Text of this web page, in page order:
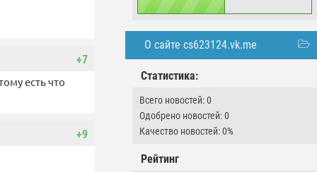
О сайте cs623124.vk.me
Статистика:
Всего новостей: 0
Одобрено новостей: 0
Качество новостей: 0%
Рейтинг
+7
есть что
+9